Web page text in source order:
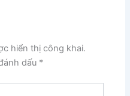
hiển thị công khai.
dấu *